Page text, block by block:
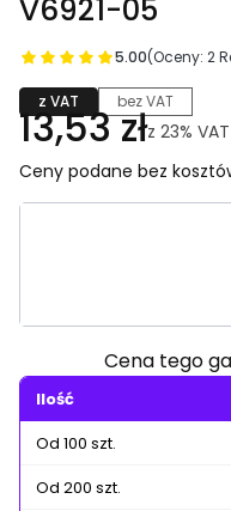
V6921-05
5.00(Oceny: 2
z VAT bez VAT
13,53 złz 23% VAT
Ceny podane bez
Poszczególne
Cena tego
Ilość
Od 100 szt.
Od 200 szt.